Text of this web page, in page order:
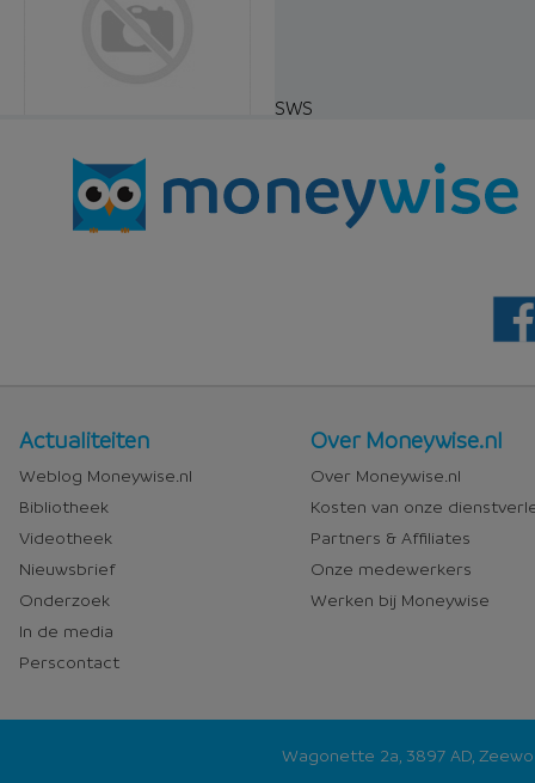
SWS
Nieuws
en
media
Actualiteiten
Weblog Moneywise.nl
Bibliotheek
Videotheek
Nieuwsbrief
Onderzoek
In de media
Perscontact
Over
Moneywise
Over Moneywise.nl
Over Moneywise.nl
Kosten van onze
Partners & Affiliates
Onze medewerkers
Werken bij Moneywise
Wagonette 2a, 3897 AD,